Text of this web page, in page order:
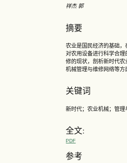
祥杰 郭
摘要
农业是国民经济的基础
对农用设备进行科学合
修的现状，剖析新时代
机械管理与维修网络等方
关键词
新时代；农业机械；管理
全文:
PDF
参考